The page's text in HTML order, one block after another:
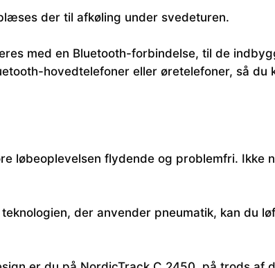
der til afkøling under svedeturen.
med en Bluetooth-forbindelse, til de
hovedtelefoner eller øretelefoner, så
løbeoplevelsen flydende og problemfri. Ikke
der anvender pneumatik, kan du